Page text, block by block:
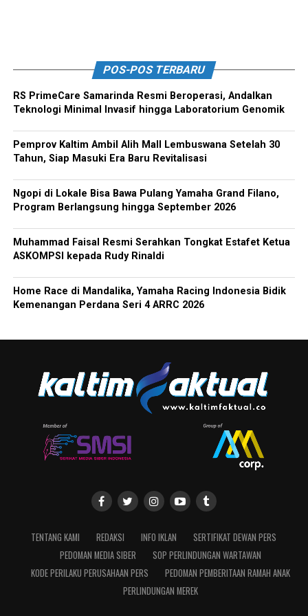
POS-POS TERBARU
RS PrimeCare Samarinda Resmi Beroperasi, Andalkan
Teknologi Minimal Invasif hingga Laboratorium Genomik
Pemprov Kaltim Ambil Alih Mall Lembuswana Setelah 30
Tahun, Siap Masuki Era Baru Revitalisasi
Ngopi di Lokale Bisa Bawa Pulang Yamaha Grand Filano,
Program Berlangsung hingga September 2026
Muhammad Faisal Resmi Serahkan Tongkat Estafet Ketua
ASKOMPSI kepada Rudy Rinaldi
Home Race di Mandalika, Yamaha Racing Indonesia Bidik
Kemenangan Perdana Seri 4 ARRC 2026
TENTANG KAMI REDAKSI INFO IKLAN
SERTIFIKAT DEWAN PERS
PEDOMAN MEDIA SIBER
SOP PERLINDUNGAN WARTAWAN
KODE PERILAKU PERUSAHAAN PERS
PEDOMAN PEMBERITAAN RAMAH ANAK
PERLINDUNGAN MEREK